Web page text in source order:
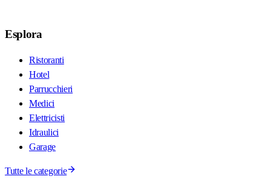
Esplora
Ristoranti
Hotel
Parrucchieri
Medici
Elettricisti
Idraulici
Garage
Tutte le categorie